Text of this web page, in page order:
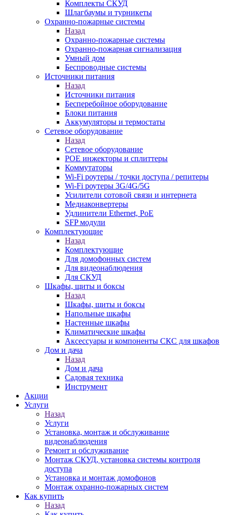
Комплекты СКУД
Шлагбаумы и турникеты
Охранно-пожарные системы
Назад
Охранно-пожарные системы
Охранно-пожарная сигнализация
Умный дом
Беспроводные системы
Источники питания
Назад
Источники питания
Бесперебойное оборудование
Блоки питания
Аккумуляторы и термостаты
Сетевое оборудование
Назад
Сетевое оборудование
POE инжекторы и сплиттеры
Коммутаторы
Wi-Fi роутеры / точки доступа / репитеры
Wi-Fi роутеры 3G/4G/5G
Усилители сотовой связи и интернета
Медиаконвертеры
Удлинители Ethernet, PoE
SFP модули
Комплектующие
Назад
Комплектующие
Для домофонных систем
Для видеонаблюдения
Для СКУД
Шкафы, щиты и боксы
Назад
Шкафы, щиты и боксы
Напольные шкафы
Настенные шкафы
Климатические шкафы
Аксессуары и компоненты СКС для шкафов
Дом и дача
Назад
Дом и дача
Садовая техника
Инструмент
Акции
Услуги
Назад
Услуги
Установка, монтаж и обслуживание
видеонаблюдения
Ремонт и обслуживание
Монтаж СКУД, установка системы контроля
доступа
Установка и монтаж домофонов
Монтаж охранно-пожарных систем
Как купить
Назад